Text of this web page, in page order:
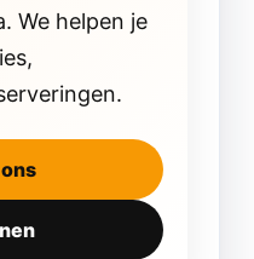
We helpen je